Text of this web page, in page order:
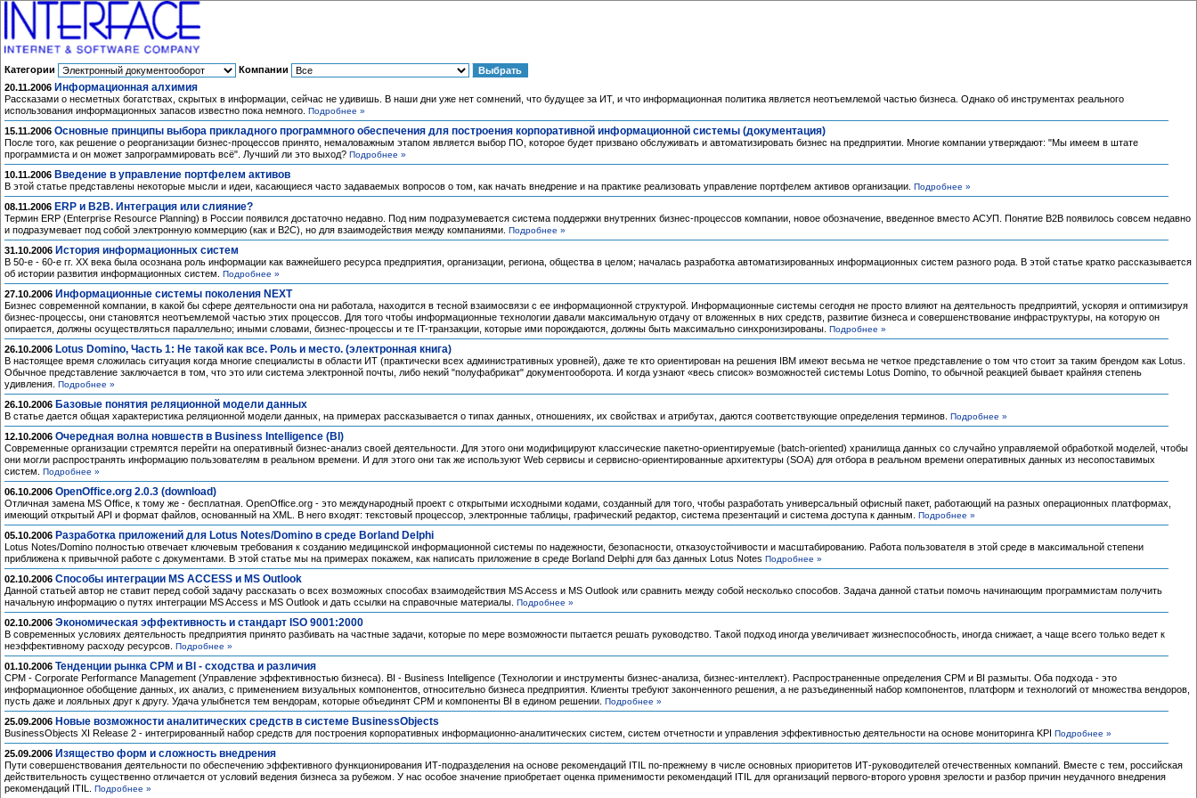
Категории
Компании
20.11.2006 Информационная алхимия
Рассказами о несметных богатствах, скрытых в информации, сейчас не удивишь. В наши дни уже нет сомнений, что будущее за ИТ, и что информационная политика является неотъемлемой частью бизнеса. Однако об инструментах реального
использования информационных запасов известно пока немного. Подробнее »
15.11.2006 Основные принципы выбора прикладного программного обеспечения для построения корпоративной информационной системы (документация)
После того, как решение о реорганизации бизнес-процессов принято, немаловажным этапом является выбор ПО, которое будет призвано обслуживать и автоматизировать бизнес на предприятии. Многие компании утверждают: "Мы имеем в штате
программиста и он может запрограммировать всё". Лучший ли это выход? Подробнее »
10.11.2006 Введение в управление портфелем активов
В этой статье представлены некоторые мысли и идеи, касающиеся часто задаваемых вопросов о том, как начать внедрение и на практике реализовать управление портфелем активов организации. Подробнее »
08.11.2006 ERP и B2B. Интеграция или слияние?
Термин ERP (Enterprise Resource Planning) в России появился достаточно недавно. Под ним подразумевается система поддержки внутренних бизнес-процессов компании, новое обозначение, введенное вместо АСУП. Понятие B2B появилось совсем недавно
и подразумевает под собой электронную коммерцию (как и B2C), но для взаимодействия между компаниями. Подробнее »
31.10.2006 История информационных систем
В 50-е - 60-е гг. XX века была осознана роль информации как важнейшего ресурса предприятия, организации, региона, общества в целом; началась разработка автоматизированных информационных систем разного рода. В этой статье кратко рассказывается
об истории развития информационных систем. Подробнее »
27.10.2006 Информационные системы поколения NEXT
Бизнес современной компании, в какой бы сфере деятельности она ни работала, находится в тесной взаимосвязи с ее информационной структурой. Информационные системы сегодня не просто влияют на деятельность предприятий, ускоряя и оптимизируя
бизнес-процессы, они становятся неотъемлемой частью этих процессов. Для того чтобы информационные технологии давали максимальную отдачу от вложенных в них средств, развитие бизнеса и совершенствование инфраструктуры, на которую он
опирается, должны осуществляться параллельно; иными словами, бизнес-процессы и те IT-транзакции, которые ими порождаются, должны быть максимально синхронизированы. Подробнее »
26.10.2006 Lotus Domino, Часть 1: Не такой как все. Роль и место. (электронная книга)
В настоящее время сложилась ситуация когда многие специалисты в области ИТ (практически всех административных уровней), даже те кто ориентирован на решения IBM имеют весьма не четкое представление о том что стоит за таким брендом как Lotus.
Обычное представление заключается в том, что это или система электронной почты, либо некий "полуфабрикат" документооборота. И когда узнают «весь список» возможностей системы Lotus Domino, то обычной реакцией бывает крайняя степень
удивления. Подробнее »
26.10.2006 Базовые понятия реляционной модели данных
В статье дается общая характеристика реляционной модели данных, на примерах рассказывается о типах данных, отношениях, их свойствах и атрибутах, даются соответствующие определения терминов. Подробнее »
12.10.2006 Очередная волна новшеств в Business Intelligence (BI)
Современные организации стремятся перейти на оперативный бизнес-анализ своей деятельности. Для этого они модифицируют классические пакетно-ориентируемые (batch-oriented) хранилища данных со случайно управляемой обработкой моделей, чтобы
они могли распространять информацию пользователям в реальном времени. И для этого они так же используют Web сервисы и сервисно-ориентированные архитектуры (SOA) для отбора в реальном времени оперативных данных из несопоставимых
систем. Подробнее »
06.10.2006 OpenOffice.org 2.0.3 (download)
Отличная замена MS Office, к тому же - бесплатная. OpenOffice.org - это международный проект с открытыми исходными кодами, созданный для того, чтобы разработать универсальный офисный пакет, работающий на разных операционных платформах,
имеющий открытый API и формат файлов, основанный на XML. В него входят: текстовый процессор, электронные таблицы, графический редактор, система презентаций и система доступа к данным. Подробнее »
05.10.2006 Разработка приложений для Lotus Notes/Domino в среде Borland Delphi
Lotus Notes/Domino полностью отвечает ключевым требования к созданию медицинской информационной системы по надежности, безопасности, отказоустойчивости и масштабированию. Работа пользователя в этой среде в максимальной степени
приближена к привычной работе с документами. В этой статье мы на примерах покажем, как написать приложение в среде Borland Delphi для баз данных Lotus Notes Подробнее »
02.10.2006 Способы интеграции MS ACCESS и MS Outlook
Данной статьей автор не ставит перед собой задачу рассказать о всех возможных способах взаимодействия MS Access и MS Outlook или сравнить между собой несколько способов. Задача данной статьи помочь начинающим программистам получить
начальную информацию о путях интеграции MS Access и MS Outlook и дать ссылки на справочные материалы. Подробнее »
02.10.2006 Экономическая эффективность и стандарт ISO 9001:2000
В современных условиях деятельность предприятия принято разбивать на частные задачи, которые по мере возможности пытается решать руководство. Такой подход иногда увеличивает жизнеспособность, иногда снижает, а чаще всего только ведет к
неэффективному расходу ресурсов. Подробнее »
01.10.2006 Тенденции рынка CPM и BI - сходства и различия
CPM - Corporate Performance Management (Управление эффективностью бизнеса). BI - Business Intelligence (Технологии и инструменты бизнес-анализа, бизнес-интеллект). Распространенные определения CPM и BI размыты. Оба подхода - это
информационное обобщение данных, их анализ, с применением визуальных компонентов, относительно бизнеса предприятия. Клиенты требуют законченного решения, а не разъединенный набор компонентов, платформ и технологий от множества вендоров,
пусть даже и лояльных друг к другу. Удача улыбнется тем вендорам, которые объединят CPM и компоненты BI в едином решении. Подробнее »
25.09.2006 Новые возможности аналитических средств в системе BusinessObjects
BusinessObjects XI Release 2 - интегрированный набор средств для построения корпоративных информационно-аналитических систем, систем отчетности и управления эффективностью деятельности на основе мониторинга KPI Подробнее »
25.09.2006 Изящество форм и сложность внедрения
Пути совершенствования деятельности по обеспечению эффективного функционирования ИТ-подразделения на основе рекомендаций ITIL по-прежнему в числе основных приоритетов ИТ-руководителей отечественных компаний. Вместе с тем, российская
действительность существенно отличается от условий ведения бизнеса за рубежом. У нас особое значение приобретает оценка применимости рекомендаций ITIL для организаций первого-второго уровня зрелости и разбор причин неудачного внедрения
рекомендаций ITIL. Подробнее »